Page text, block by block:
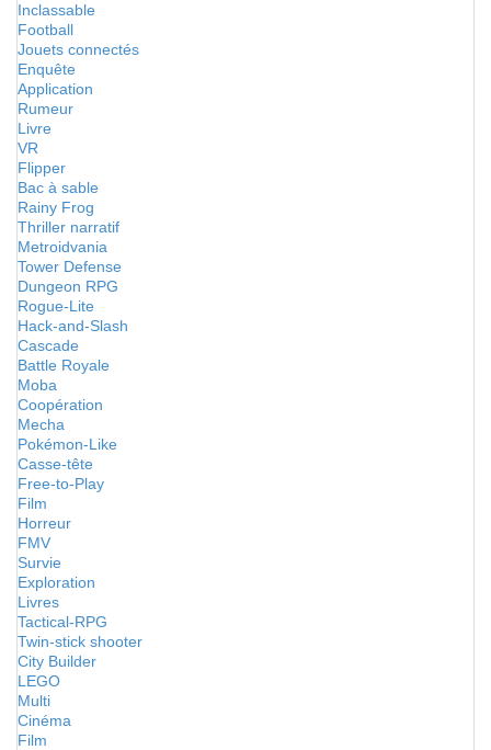
Inclassable
Football
Jouets connectés
Enquête
Application
Rumeur
Livre
VR
Flipper
Bac à sable
Rainy Frog
Thriller narratif
Metroidvania
Tower Defense
Dungeon RPG
Rogue-Lite
Hack-and-Slash
Cascade
Battle Royale
Moba
Coopération
Mecha
Pokémon-Like
Casse-tête
Free-to-Play
Film
Horreur
FMV
Survie
Exploration
Livres
Tactical-RPG
Twin-stick shooter
City Builder
LEGO
Multi
Cinéma
Film